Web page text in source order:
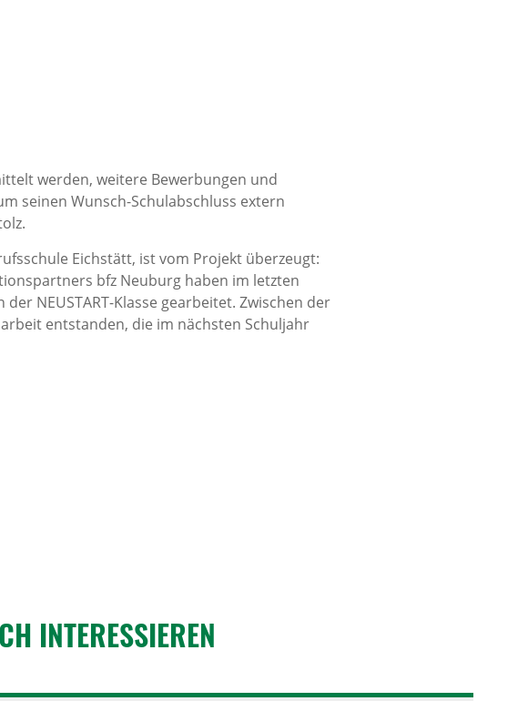
werden, weitere Bewerbungen und
seinen Wunsch-Schulabschluss extern
Eichstätt, ist vom Projekt überzeugt:
bfz Neuburg haben im letzten
NEUSTART-Klasse gearbeitet. Zwischen der
entstanden, die im nächsten Schuljahr
INTER­ES­SIEREN